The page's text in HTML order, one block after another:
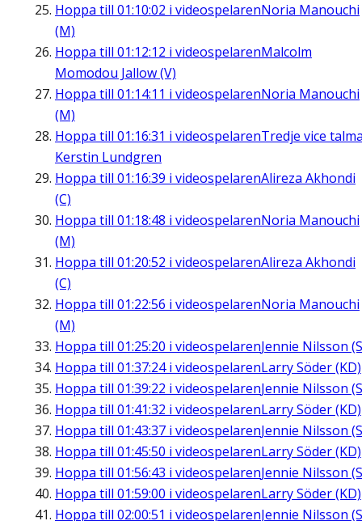
Hoppa till 01:10:02 i videospelarenNoria Manouchi
(M)
Hoppa till 01:12:12 i videospelarenMalcolm
Momodou Jallow (V)
Hoppa till 01:14:11 i videospelarenNoria Manouchi
(M)
Hoppa till 01:16:31 i videospelarenTredje vice
Kerstin Lundgren
Hoppa till 01:16:39 i videospelarenAlireza Akhondi
(C)
Hoppa till 01:18:48 i videospelarenNoria Manouchi
(M)
Hoppa till 01:20:52 i videospelarenAlireza Akhondi
(C)
Hoppa till 01:22:56 i videospelarenNoria Manouchi
(M)
Hoppa till 01:25:20 i videospelarenJennie Nilsson
Hoppa till 01:37:24i videospelarenLarry Söder (KD)
Hoppa till 01:39:22 i videospelarenJennie Nilsson
Hoppa till 01:41:32 i videospelarenLarry Söder (KD)
Hoppa till 01:43:37 i videospelarenJennie Nilsson
Hoppa till 01:45:50 i videospelarenLarry Söder (KD)
Hoppa till 01:56:43 i videospelarenJennie Nilsson
Hoppa till 01:59:00 i videospelarenLarry Söder (KD)
Hoppa till 02:00:51 i videospelarenJennie Nilsson